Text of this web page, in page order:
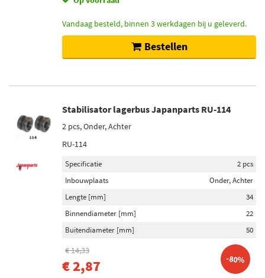
Vandaag besteld, binnen 3 werkdagen bij u geleverd.
Bestellen
Stabilisator lagerbus Japanparts RU-114
2 pcs, Onder, Achter
RU-114
Specificatie
2 pcs
Inbouwplaats
Onder, Achter
Lengte [mm]
34
Binnendiameter [mm]
22
Buitendiameter [mm]
50
€ 14,33
€ 2,87 -80%